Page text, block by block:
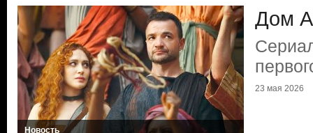
Новость
Дом
23 мая 2026